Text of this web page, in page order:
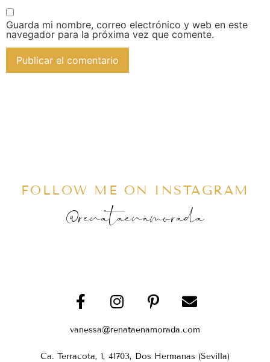
Guarda mi nombre, correo electrónico y web en este
navegador para la próxima vez que comente.
FOLLOW ME ON INSTAGRAM
@renataenamorada
vanessa@renataenamorada.com
Ca. Terracota, 1, 41703, Dos Hermanas (Sevilla)